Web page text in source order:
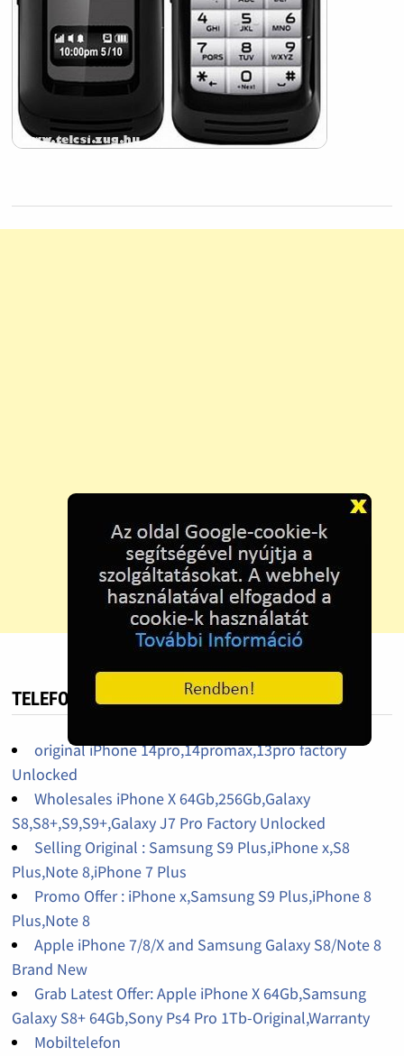
TELEFON HIRDETÉS
original iPhone 14pro,14promax,13pro factory
Unlocked
Wholesales iPhone X 64Gb,256Gb,Galaxy
S8,S8+,S9,S9+,Galaxy J7 Pro Factory Unlocked
Selling Original : Samsung S9 Plus,iPhone x,S8
Plus,Note 8,iPhone 7 Plus
Promo Offer : iPhone x,Samsung S9 Plus,iPhone 8
Plus,Note 8
Apple iPhone 7/8/X and Samsung Galaxy S8/Note 8
Brand New
Grab Latest Offer: Apple iPhone X 64Gb,Samsung
Galaxy S8+ 64Gb,Sony Ps4 Pro 1Tb-Original,Warranty
Mobiltelefon